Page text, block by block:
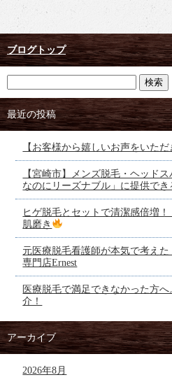
ブログトップ
最近の投稿
【お客様から嬉しいお声をいただ
【宮崎市】メンズ脱毛・ヘッド
なのにリーズナブル」に提供でき
ヒゲ脱毛とセットで清潔感倍増
肌磨き
元医療脱毛看護師が本気で考え
専門店Ernest
医療脱毛で満足できなかった方
介！
アーカイブ
2026年8月